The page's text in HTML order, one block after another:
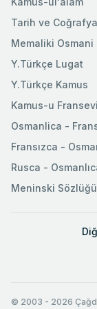
Tarih ve Coğrafya
Memaliki Osmani
Y.Türkçe Lugat
Y.Türkçe Kamus
Kamus-u Fransevi
Osmanlica -
Fransızca -
Rusca -
Meninski Sözlüğü
© 2003 - 2026